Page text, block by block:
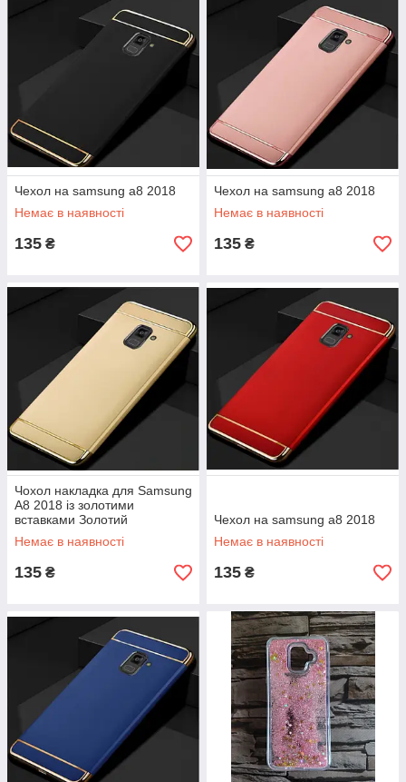
Чехол на samsung a8 2018
Немає в наявності
135 ₴
Чехол на samsung a8 2018
Немає в наявності
135 ₴
Чохол накладка для Samsung
A8 2018 із золотими
вставками Золотий
Немає в наявності
135 ₴
Чехол на samsung a8 2018
Немає в наявності
135 ₴